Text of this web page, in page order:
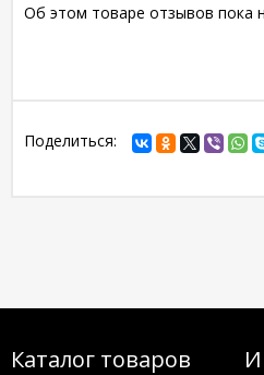
Об этом товаре отзывов пока
Поделиться:
Каталог товаров